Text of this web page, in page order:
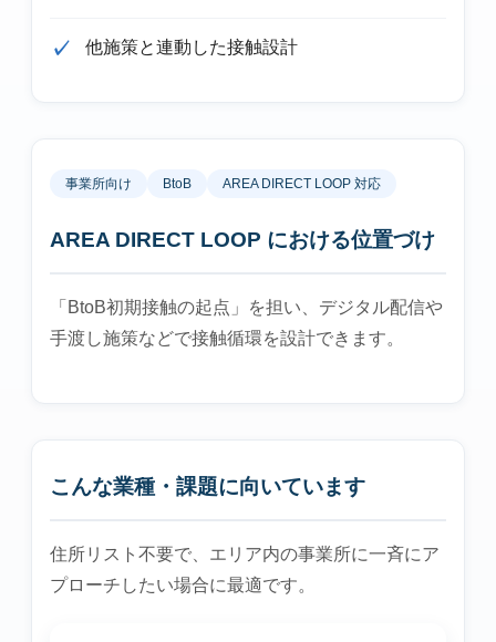
他施策と連動した接触設計
事業所向け BtoB AREA DIRECT LOOP 対応
AREA DIRECT LOOP における位置づけ
「BtoB初期接触の起点」を担い、デジタル配信や
手渡し施策などで接触循環を設計できます。
こんな業種・課題に向いています
住所リスト不要で、エリア内の事業所に一斉にア
プローチしたい場合に最適です。